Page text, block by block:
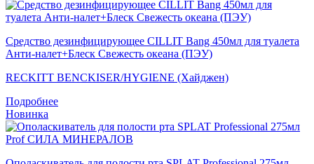
Средство дезинфицирующее CILLIT Bang 450мл для туалета
Анти-налет+Блеск Свежесть океана (ПЭУ)
RECKITT BENCKISER/HYGIENE (Хайджен)
Подробнее
Новинка